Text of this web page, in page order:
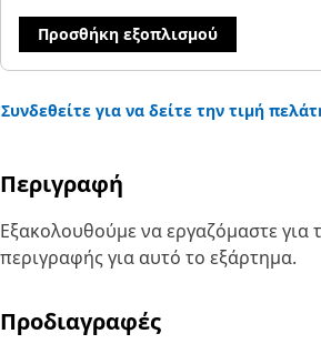
Προσθήκη εξοπλισμού
Συνδεθείτε για να δείτε την τιμή
Περιγραφή
Εξακολουθούμε να εργαζόμαστε για
περιγραφής για αυτό το εξάρτημα.
Προδιαγραφές